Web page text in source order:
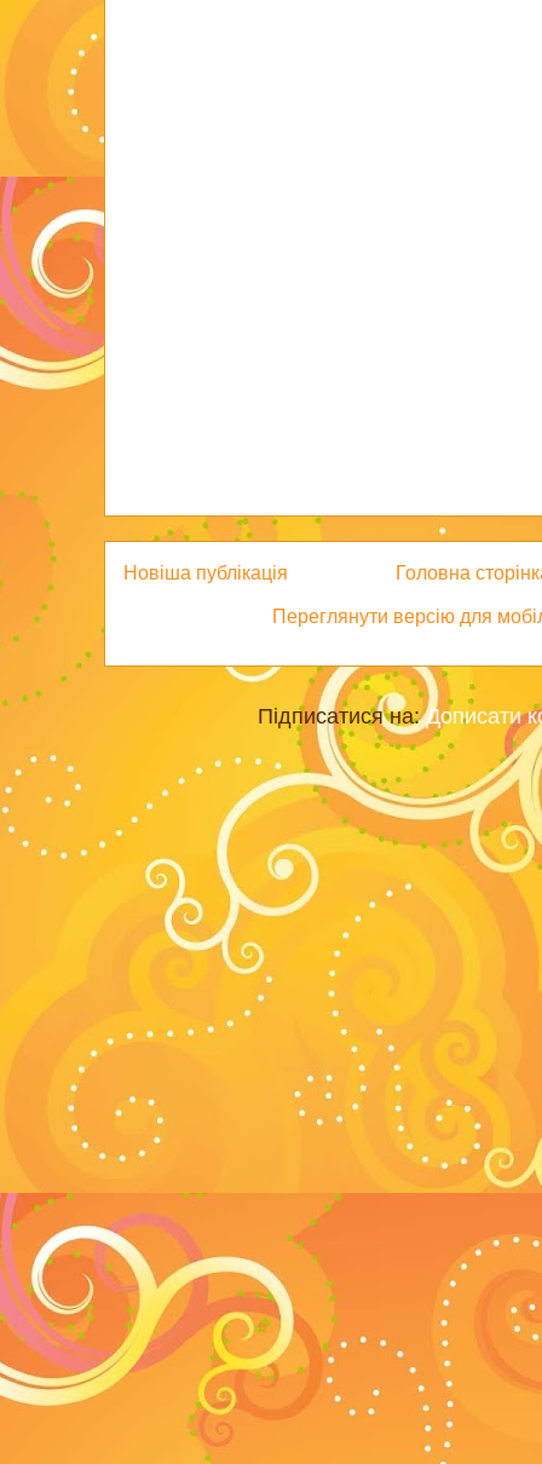
Новіша публікація Головна
Переглянути версію для
Підписатися на:Дописати